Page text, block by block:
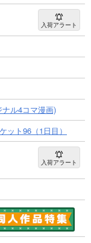
入荷アラート
ル4コマ漫画)
ト96（1日目）
入荷アラート